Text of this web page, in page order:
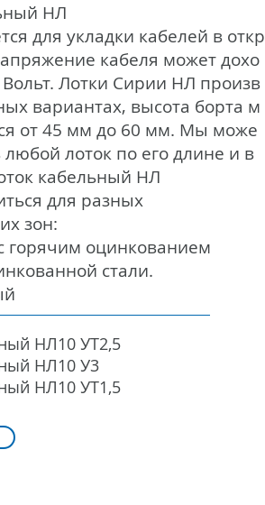
НЛ
для укладки кабелей в откр
кабеля может дохо
Лотки Сирии НЛ произв
вариантах, высота борта м
от 45 мм до 60 мм. Мы може
любой лоток по его длине и в
кабельный НЛ
для разных
зон:
горячим оцинкованием
стали.
НЛ10 УТ2,5
НЛ10 У3
НЛ10 УТ1,5